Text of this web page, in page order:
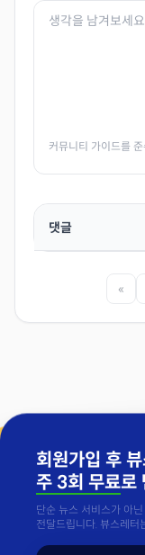
커뮤니티 가이드를
댓글
«
회원가입 후
주 3회 무료로
단순 뉴스 서비스가 아
전달드립니다. 뷰스레터